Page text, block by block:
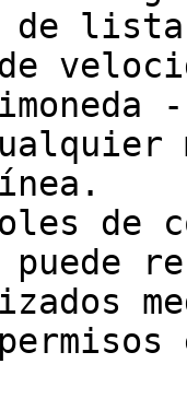
-
de
puede